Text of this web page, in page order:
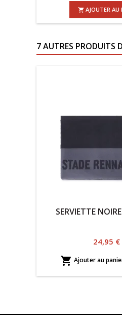
 AJOUTER AU
7 AUTRES PRODUITS
SERVIETTE
Prix
24,95 €
 Ajouter au